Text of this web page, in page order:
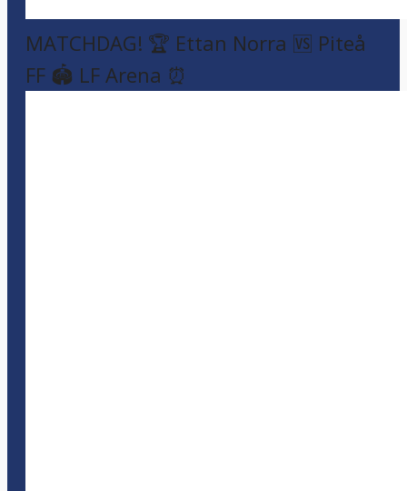
MATCHDAG! 🏆 Ettan Norra 🆚 Piteå
FF 🏟️ LF Arena ⏰